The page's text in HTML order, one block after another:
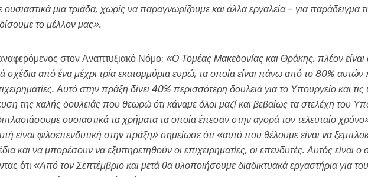
μια τριάδα, χωρίς να παραγνωρίζουμε και άλλα εργαλεία – για παράδειγμα
το μέλλον μας».
στον Αναπτυξιακό Νόμο: «Ο Τομέας Μακεδονίας και Θράκης, πλέον είναι
σχέδια από ένα μέχρι τρία εκατομμύρια ευρώ, τα οποία είναι πάνω από το 80%
Αυτό στην πράξη δίνει 40% περισσότερη δουλειά για το Υπουργείο και
της καλής δουλειάς που θεωρώ ότι κάναμε όλοι μαζί και βεβαίως τα στελέχη του
ουσιαστικά τα χρήματα τα οποία έπεσαν στην αγορά τον τελευταίο
είναι φιλοεπενδυτική στην πράξη» σημείωσε ότι «αυτό που θέλουμε είναι να
και να μπορέσουν να εξυπηρετηθούν οι επιχειρηματίες, οι επενδυτές. Αυτός είναι ο
ότι «Από τον Σεπτέμβριο και μετά θα υλοποιήσουμε διαδικτυακά εργαστήρια για